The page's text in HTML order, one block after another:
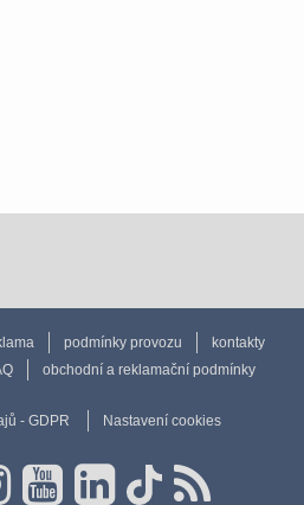
podmínky provozu
kontakty
obchodní a reklamační podmínky
- GDPR Nastavení cookies